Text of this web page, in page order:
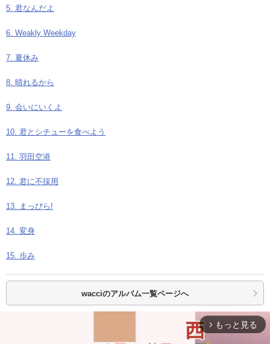
5. 君なんだよ
6. Weakly Weekday
7. 夏休み
8. 晴れるから
9. 会いにいくよ
10. 君とシチューを食べよう
11. 羽田空港
12. 君に不採用
13. まっぴら!
14. 変身
15. 歩み
wacciのアルバム一覧ページへ
arrow_forward_ios もっと見る